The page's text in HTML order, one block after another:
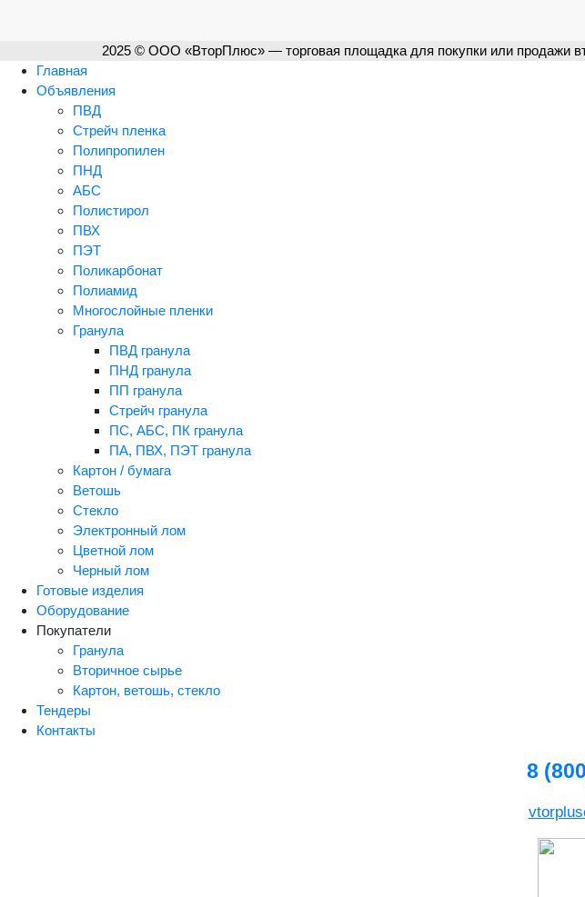
2025 © ООО «ВторПлюс» — торговая площадка для покупки или продажи
Главная
Объявления
ПВД
Стрейч пленка
Полипропилен
ПНД
АБС
Полистирол
ПВХ
ПЭТ
Поликарбонат
Полиамид
Многослойные пленки
Гранула
ПВД гранула
ПНД гранула
ПП гранула
Стрейч гранула
ПС, АБС, ПК гранула
ПА, ПВХ, ПЭТ гранула
Картон / бумага
Ветошь
Стекло
Электронный лом
Цветной лом
Черный лом
Готовые изделия
Оборудование
Покупатели
Гранула
Вторичное сырье
Картон, ветошь, стекло
Тендеры
Контакты
8